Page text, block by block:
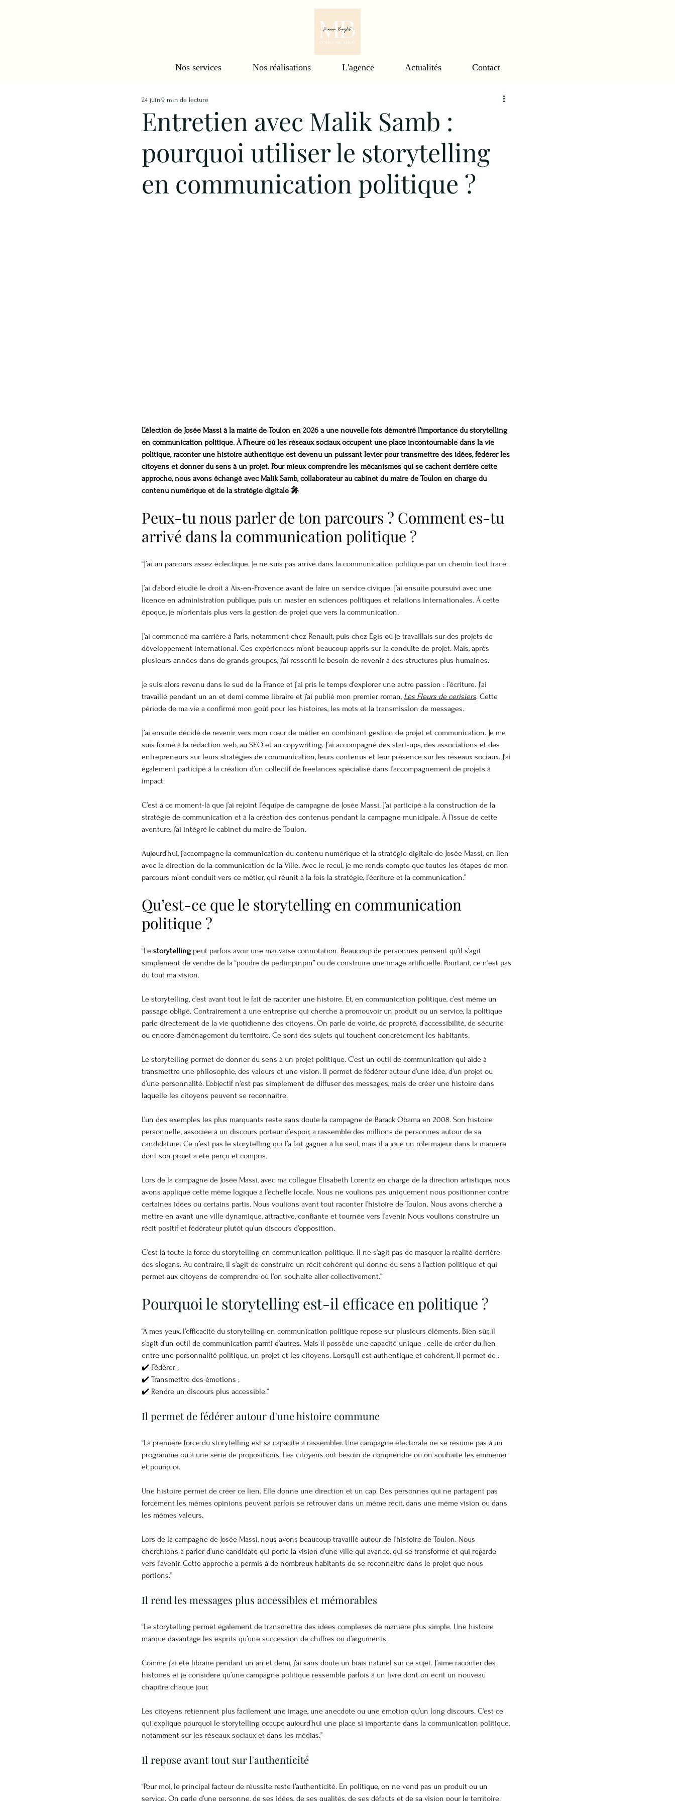
Nos services Nos réalisations L'agence Actualités Contact
Entretien avec Malik Samb :
pourquoi utiliser le storytelling
en communication politique ?
24 juin9 min de lecture
L’élection de Josée Massi à la mairie de Toulon en 2026 a une nouvelle fois démontré l’importance du storytelling
en communication politique. À l’heure où les réseaux sociaux occupent une place incontournable dans la vie
politique, raconter une histoire authentique est devenu un puissant levier pour transmettre des idées, fédérer les
citoyens et donner du sens à un projet. Pour mieux comprendre les mécanismes qui se cachent derrière cette
approche, nous avons échangé avec Malik Samb, collaborateur au cabinet du maire de Toulon en charge du
contenu numérique et de la stratégie digitale 🎤
Peux-tu nous parler de ton parcours ? Comment es-tu
arrivé dans la communication politique ?
“J’ai un parcours assez éclectique. Je ne suis pas arrivé dans la communication politique par un chemin tout tracé.
J’ai d’abord étudié le droit à Aix-en-Provence avant de faire un service civique. J’ai ensuite poursuivi avec une
licence en administration publique, puis un master en sciences politiques et relations internationales. À cette
époque, je m’orientais plus vers la gestion de projet que vers la communication.
J’ai commencé ma carrière à Paris, notamment chez Renault, puis chez Egis où je travaillais sur des projets de
développement international. Ces expériences m’ont beaucoup appris sur la conduite de projet. Mais, après
plusieurs années dans de grands groupes, j’ai ressenti le besoin de revenir à des structures plus humaines.
Je suis alors revenu dans le sud de la France et j’ai pris le temps d’explorer une autre passion : l’écriture. J’ai
travaillé pendant un an et demi comme libraire et j’ai publié mon premier roman, Les Fleurs de cerisiers. Cette
période de ma vie a confirmé mon goût pour les histoires, les mots et la transmission de messages.
J’ai ensuite décidé de revenir vers mon cœur de métier en combinant gestion de projet et communication. Je me
suis formé à la rédaction web, au SEO et au copywriting. J’ai accompagné des start-ups, des associations et des
entrepreneurs sur leurs stratégies de communication, leurs contenus et leur présence sur les réseaux sociaux. J’ai
également participé à la création d’un collectif de freelances spécialisé dans l’accompagnement de projets à
impact.
C’est à ce moment-là que j’ai rejoint l’équipe de campagne de Josée Massi. J’ai participé à la construction de la
stratégie de communication et à la création des contenus pendant la campagne municipale. À l’issue de cette
aventure, j’ai intégré le cabinet du maire de Toulon.
Aujourd’hui, j’accompagne la communication du contenu numérique et la stratégie digitale de Josée Massi, en lien
avec la direction de la communication de la Ville. Avec le recul, je me rends compte que toutes les étapes de mon
parcours m’ont conduit vers ce métier, qui réunit à la fois la stratégie, l’écriture et la communication.”
Qu’est-ce que le storytelling en communication
politique ?
“Le storytelling peut parfois avoir une mauvaise connotation. Beaucoup de personnes pensent qu’il s’agit
simplement de vendre de la “poudre de perlimpinpin” ou de construire une image artificielle. Pourtant, ce n’est pas
du tout ma vision.
Le storytelling, c’est avant tout le fait de raconter une histoire. Et, en communication politique, c’est même un
passage obligé. Contrairement à une entreprise qui cherche à promouvoir un produit ou un service, la politique
parle directement de la vie quotidienne des citoyens. On parle de voirie, de propreté, d’accessibilité, de sécurité
ou encore d’aménagement du territoire. Ce sont des sujets qui touchent concrètement les habitants.
Le storytelling permet de donner du sens à un projet politique. C’est un outil de communication qui aide à
transmettre une philosophie, des valeurs et une vision. Il permet de fédérer autour d’une idée, d’un projet ou
d’une personnalité. L’objectif n’est pas simplement de diffuser des messages, mais de créer une histoire dans
laquelle les citoyens peuvent se reconnaître.
L’un des exemples les plus marquants reste sans doute la campagne de Barack Obama en 2008. Son histoire
personnelle, associée à un discours porteur d’espoir, a rassemblé des millions de personnes autour de sa
candidature. Ce n’est pas le storytelling qui l’a fait gagner à lui seul, mais il a joué un rôle majeur dans la manière
dont son projet a été perçu et compris.
Lors de la campagne de Josée Massi, avec ma collègue Elisabeth Lorentz en charge de la direction artistique, nous
avons appliqué cette même logique à l’échelle locale. Nous ne voulions pas uniquement nous positionner contre
certaines idées ou certains partis. Nous voulions avant tout raconter l’histoire de Toulon. Nous avons cherché à
mettre en avant une ville dynamique, attractive, confiante et tournée vers l’avenir. Nous voulions construire un
récit positif et fédérateur plutôt qu’un discours d’opposition.
C’est là toute la force du storytelling en communication politique. Il ne s’agit pas de masquer la réalité derrière
des slogans. Au contraire, il s’agit de construire un récit cohérent qui donne du sens à l’action politique et qui
permet aux citoyens de comprendre où l’on souhaite aller collectivement.”
Pourquoi le storytelling est-il efficace en politique ?
“À mes yeux, l’efficacité du storytelling en communication politique repose sur plusieurs éléments. Bien sûr, il
s’agit d’un outil de communication parmi d’autres. Mais il possède une capacité unique : celle de créer du lien
entre une personnalité politique, un projet et les citoyens. Lorsqu’il est authentique et cohérent, il permet de :
✔️ Fédérer ;
✔️ Transmettre des émotions ;
✔️ Rendre un discours plus accessible.”
Il permet de fédérer autour d'une histoire commune
“La première force du storytelling est sa capacité à rassembler. Une campagne électorale ne se résume pas à un
programme ou à une série de propositions. Les citoyens ont besoin de comprendre où on souhaite les emmener
et pourquoi.
Une histoire permet de créer ce lien. Elle donne une direction et un cap. Des personnes qui ne partagent pas
forcément les mêmes opinions peuvent parfois se retrouver dans un même récit, dans une même vision ou dans
les mêmes valeurs.
Lors de la campagne de Josée Massi, nous avons beaucoup travaillé autour de l’histoire de Toulon. Nous
cherchions à parler d’une candidate qui porte la vision d’une ville qui avance, qui se transforme et qui regarde
vers l’avenir. Cette approche a permis à de nombreux habitants de se reconnaître dans le projet que nous
portions.”
Il rend les messages plus accessibles et mémorables
“Le storytelling permet également de transmettre des idées complexes de manière plus simple. Une histoire
marque davantage les esprits qu’une succession de chiffres ou d’arguments.
Comme j’ai été libraire pendant un an et demi, j’ai sans doute un biais naturel sur ce sujet. J’aime raconter des
histoires et je considère qu’une campagne politique ressemble parfois à un livre dont on écrit un nouveau
chapitre chaque jour.
Les citoyens retiennent plus facilement une image, une anecdote ou une émotion qu’un long discours. C’est ce
qui explique pourquoi le storytelling occupe aujourd’hui une place si importante dans la communication politique,
notamment sur les réseaux sociaux et dans les médias.”
Il repose avant tout sur l'authenticité
“Pour moi, le principal facteur de réussite reste l’authenticité. En politique, on ne vend pas un produit ou un
service. On parle d’une personne, de ses idées, de ses qualités, de ses défauts et de sa vision pour le territoire.